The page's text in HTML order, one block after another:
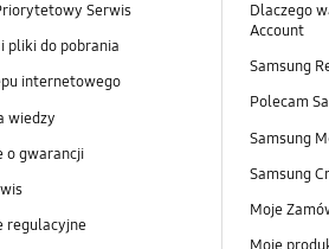
Serwis
pliki do pobrania
internetowego
wiedzy
o gwarancji
regulacyjne
Dlaczego
Account
Samsung
Polecam
Samsung
Samsung
Moje
Moje